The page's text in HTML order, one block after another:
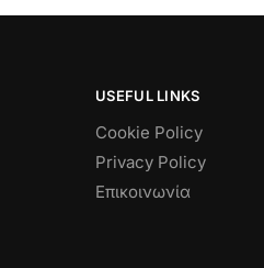
USEFUL LINKS
Cookie Policy
Privacy Policy
Επικοινωνία